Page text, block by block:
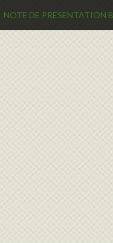
NOTE DE PRESENTATION